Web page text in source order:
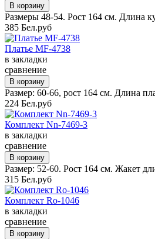
Размеры 48-54. Рост 164 см. Длина
385 Бел.руб
Платье MF-4738
в закладки
сравнение
Размер: 60-66, рост 164 см. Длина
224 Бел.руб
Комплект Nn-7469-3
в закладки
сравнение
Размер: 52-60. Рост 164 см. Жакет
315 Бел.руб
Комплект Ro-1046
в закладки
сравнение